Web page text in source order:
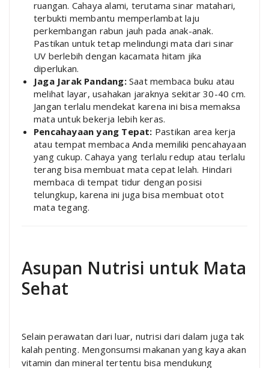
ruangan. Cahaya alami, terutama sinar matahari,
terbukti membantu memperlambat laju
perkembangan rabun jauh pada anak-anak.
Pastikan untuk tetap melindungi mata dari sinar
UV berlebih dengan kacamata hitam jika
diperlukan.
Jaga Jarak Pandang:Saat membaca buku atau
melihat layar, usahakan jaraknya sekitar 30-40 cm.
Jangan terlalu mendekat karena ini bisa memaksa
mata untuk bekerja lebih keras.
Pencahayaan yang Tepat: Pastikan area kerja
atau tempat membaca Anda memiliki pencahayaan
yang cukup. Cahaya yang terlalu redup atau terlalu
terang bisa membuat mata cepat lelah. Hindari
membaca di tempat tidur dengan posisi
telungkup, karena ini juga bisa membuat otot
mata tegang.
Asupan Nutrisi untuk Mata
Sehat
Selain perawatan dari luar, nutrisi dari dalam juga tak
kalah penting. Mengonsumsi makanan yang kaya akan
vitamin dan mineral tertentu bisa mendukung